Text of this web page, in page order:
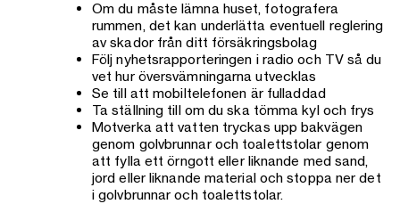
Om du måste lämna huset, fotografera
rummen, det kan underlätta eventuell reglering
av skador från ditt försäkringsbolag
Följ nyhetsrapporteringen i radio och TV så du
vet hur översvämningarna utvecklas
Se till att mobiltelefonen är fulladdad
Ta ställning till om du ska tömma kyl och frys
Motverka att vatten tryckas upp bakvägen
genom golvbrunnar och toalettstolar genom
att fylla ett örngott eller liknande med sand,
jord eller liknande material och stoppa ner det
i golvbrunnar och toalettstolar.